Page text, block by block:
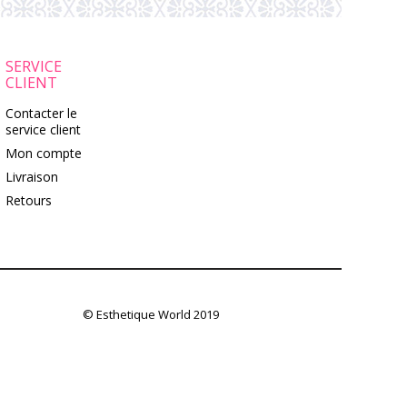
SERVICE
CLIENT
Contacter le
service client
Mon compte
Livraison
Retours
© Esthetique World 2019